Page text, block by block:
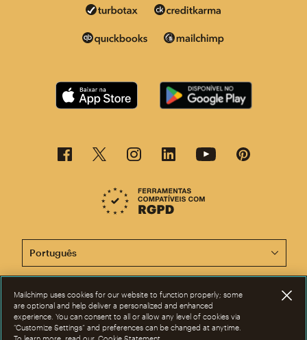
Agora, esta página está disponível em outros idiomas.
©2001-2026 Todos os direitos reservados. Mailchimp® é marca registrada
da The Rocket Science Group. Apple e o logotipo da Apple são marcas
registadas da Apple Inc. Mac App Store é marca de serviços da Apple Inc.
Google Play e o logotipo do Google Play são marcas registradas da
Mailchimp uses cookies for our website to function properly; some
are optional and help deliver a personalized and enhanced
experience. You can consent to all or allow any level of cookies via
“Customize Settings” and preferences can be changed at anytime.